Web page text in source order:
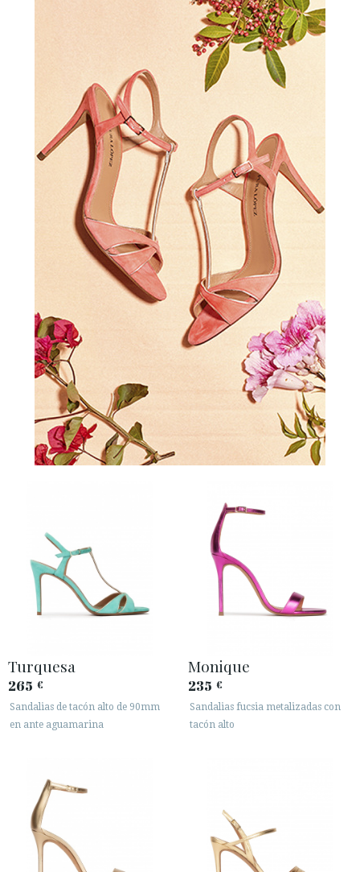
Turquesa
265 €
Sandalias de tacón alto de 90mm
en ante aguamarina
Monique
235 €
Sandalias fucsia metalizadas con
tacón alto